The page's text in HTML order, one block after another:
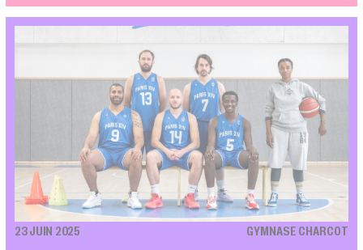
23 JUIN 2025 GYMNASE CHARCOT